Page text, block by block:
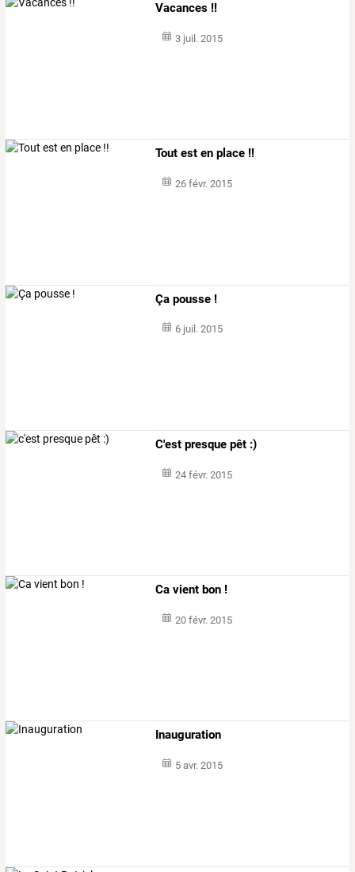
Vacances !!
3 juil. 2015
Tout est en place !!
26 févr. 2015
Ça pousse !
6 juil. 2015
C'est presque pêt :)
24 févr. 2015
Ca vient bon !
20 févr. 2015
Inauguration
5 avr. 2015